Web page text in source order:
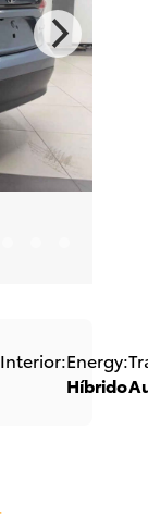
Interior:Energy:
Híbrido